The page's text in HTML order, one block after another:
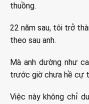
thuồng.
22 năm sau, tôi trở
theo sau anh.
Mà anh dường như
trước giờ chưa hề cự
Việc này không chỉ